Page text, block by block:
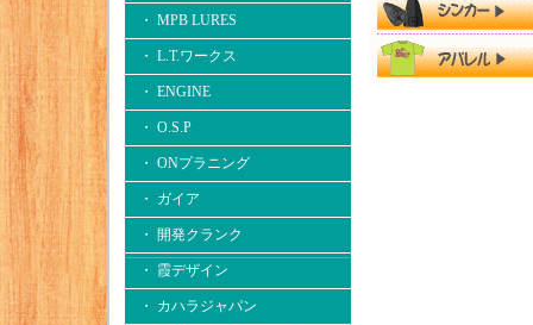
・ MPB LURES
・ L.T.ワークス
・ ENGINE
・ O.S.P
・ ONプラニング
・ ガイア
・ 開発クランク
・ 霞デザイン
・ カハラジャパン